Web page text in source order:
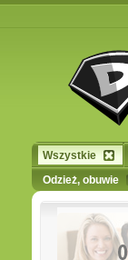
Wszystkie
Odzież, obuwie